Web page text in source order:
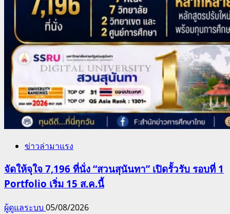
ข่าวล่ามาแรง
จัดให้จุใจ 7,196 ที่นั่ง “สวนสุนันทา” เปิดรั้วรับ รอบที่ 1
Portfolio เริ่ม 15 ส.ค.นี้
ผู้ดูแลระบบ 05/08/2026